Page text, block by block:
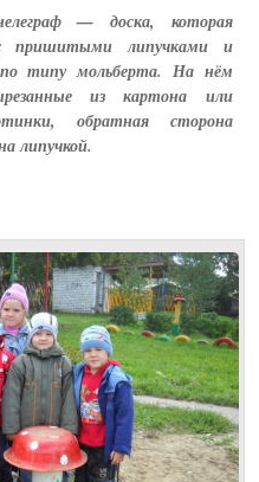
— доска, которая
пришитыми липучками и
по типу мольберта. На нём
из картона или
обратная сторона
липучкой.